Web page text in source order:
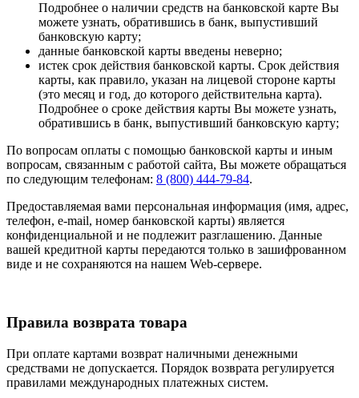
Подробнее о наличии средств на банковской карте Вы
можете узнать, обратившись в банк, выпустивший
банковскую карту;
данные банковской карты введены неверно;
истек срок действия банковской карты. Срок действия
карты, как правило, указан на лицевой стороне карты
(это месяц и год, до которого действительна карта).
Подробнее о сроке действия карты Вы можете узнать,
обратившись в банк, выпустивший банковскую карту;
По вопросам оплаты с помощью банковской карты и иным
вопросам, связанным с работой сайта, Вы можете обращаться
по следующим телефонам: 8 (800) 444-79-84.
Предоставляемая вами персональная информация (имя, адрес,
телефон, e-mail, номер банковской карты) является
конфиденциальной и не подлежит разглашению. Данные
вашей кредитной карты передаются только в зашифрованном
виде и не сохраняются на нашем Web-сервере.
Правила возврата товара
При оплате картами возврат наличными денежными
средствами не допускается. Порядок возврата регулируется
правилами международных платежных систем.